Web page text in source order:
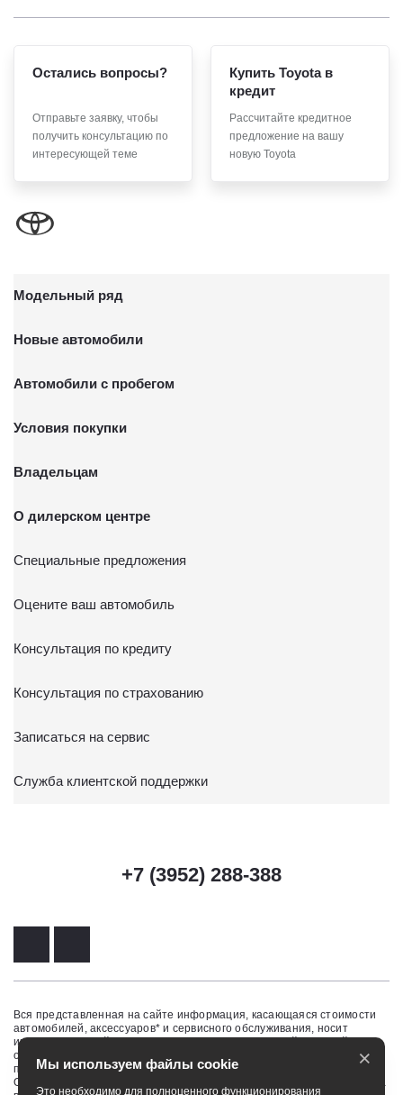
отправлением с описью вложения по адресу: 141031, Московская
Остались вопросы?
Отправьте заявку, чтобы
получить консультацию по
интересующей теме
Купить Toyota в
кредит
Рассчитайте кредитное
предложение на вашу
новую Toyota
Модельный ряд
Новые автомобили
Автомобили с пробегом
Условия покупки
Владельцам
О дилерском центре
Специальные предложения
Оцените ваш автомобиль
Консультация по кредиту
Консультация по страхованию
Записаться на сервис
Служба клиентской поддержки
+7 (3952) 288-388
Вся представленная на сайте информация, касающаяся стоимости
автомобилей, аксессуаров* и сервисного обслуживания, носит
информационный характер и не является публичной офертой,
определяемой положениями ст. 437 (2) ГК РФ. Для получения
подробной информации обращайтесь в наши автосалоны.
Опубликованная на данном сайте информация может быть изменена
Мы используем файлы cookie
Это необходимо для полноценного функционирования
×